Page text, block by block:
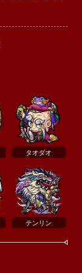
タオダオ
テンリン